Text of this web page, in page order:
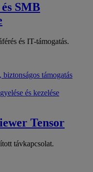
SMB
és IT-támogatás.
támogatás
és kezelése
Tensor
távkapcsolat.